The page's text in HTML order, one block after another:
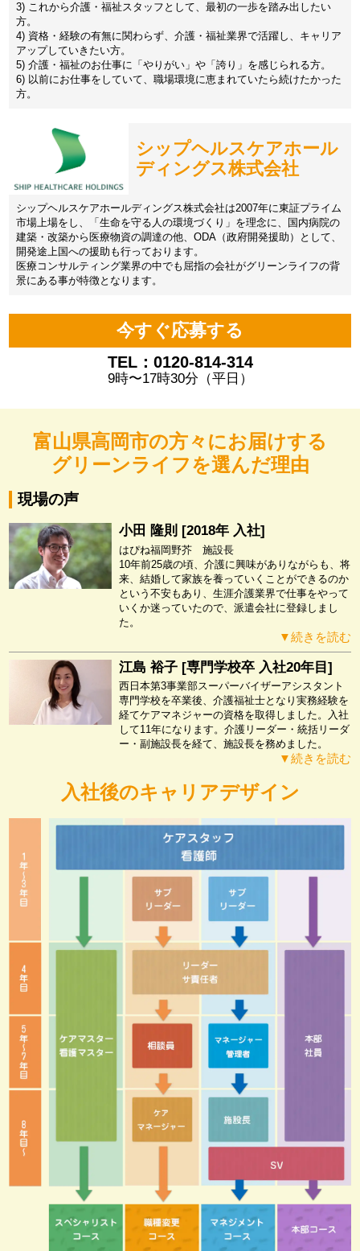
3) これから介護・福祉スタッフとして、最初の一歩を踏み出したい
方。
4) 資格・経験の有無に関わらず、介護・福祉業界で活躍し、キャリア
アップしていきたい方。
5) 介護・福祉のお仕事に「やりがい」や「誇り」を感じられる方。
6) 以前にお仕事をしていて、職場環境に恵まれていたら続けたかった
方。
シップヘルスケアホール
ディングス株式会社
シップヘルスケアホールディングス株式会社は2007年に東証プライム
市場上場をし、「生命を守る人の環境づくり」を理念に、国内病院の
建築・改築から医療物資の調達の他、ODA（政府開発援助）として、
開発途上国への援助も行っております。
医療コンサルティング業界の中でも屈指の会社がグリーンライフの背
景にある事が特徴となります。
今すぐ応募する
TEL：0120-814-314
9時〜17時30分（平日）
富山県高岡市の方々にお届けする
グリーンライフを選んだ理由
現場の声
小田 隆則 [2018年 入社]
はぴね福岡野芥 施設長
10年前25歳の頃、介護に興味がありながらも、将
来、結婚して家族を養っていくことができるのか
という不安もあり、生涯介護業界で仕事をやって
いくか迷っていたので、派遣会社に登録しまし
た。
▼続きを読む
江島 裕子 [専門学校卒 入社20年目]
西日本第3事業部スーパーバイザーアシスタント
専門学校を卒業後、介護福祉士となり実務経験を
経てケアマネジャーの資格を取得しました。入社
して11年になります。介護リーダー・統括リーダ
ー・副施設長を経て、施設長を務めました。
▼続きを読む
入社後のキャリアデザイン